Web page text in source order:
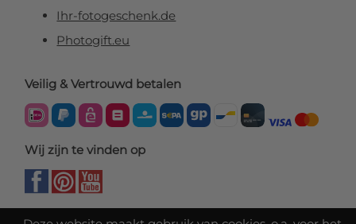
Ihr-fotogeschenk.de
Photogift.eu
Veilig & Vertrouwd betalen
Wij zijn te vinden op